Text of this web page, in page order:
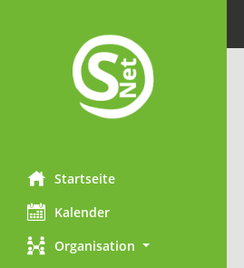
Startseite
Kalender
Organisation